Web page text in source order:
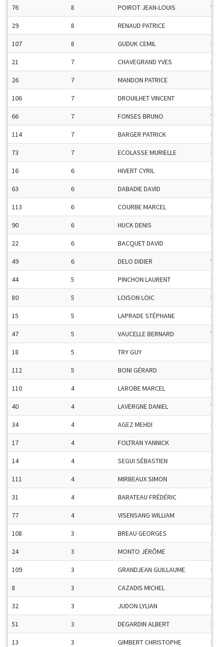
76 8 POIROT JEAN-LOUIS
29 8 RENAUD PATRICE
107 8 GUDUK CEMIL ET
21 7 CHAVEGRAND YVES
26 7 MANDON PATRICE
106 7 DROUILHET VINCENT
66 7 FONSES BRUNO
114 7 BARGER PATRICK
73 7 ECOLASSE MURIELLE H-
16 6 HIVERT CYRIL
63 6 DABADIE DAVID H-
113 6 COURBE MARCEL
90 6 HUCK DENIS
22 6 BACQUET DAVID
49 6 DELO DIDIER
44 5 PINCHON LAURENT H-
80 5 LOISON LOIC
15 5 LAPRADE STÉPHANE
47 5 VAUCELLE BERNARD
18 5 TRY GUY
112 5 BONI GÉRARD
110 4 LAROBE MARCEL
40 4 LAVERGNE DANIEL
34 4 AGEZ MEHDI
17 4 FOLTRAN YANNICK
14 4 SEGUI SÉBASTIEN
111 4 MIRBEAUX SIMON
31 4 BARATEAU FRÉDÉRIC H-
77 4 VISENSANG WILLIAM
108 3 BREAU GEORGES
24 3 MONTO JÉRÔME H-
109 3 GRANDJEAN GUILLAUME
8 3 CAZADIS MICHEL
32 3 JUDON LYLIAN
51 3 DEGARDIN ALBERT
13 3 GIMBERT CHRISTOPHE